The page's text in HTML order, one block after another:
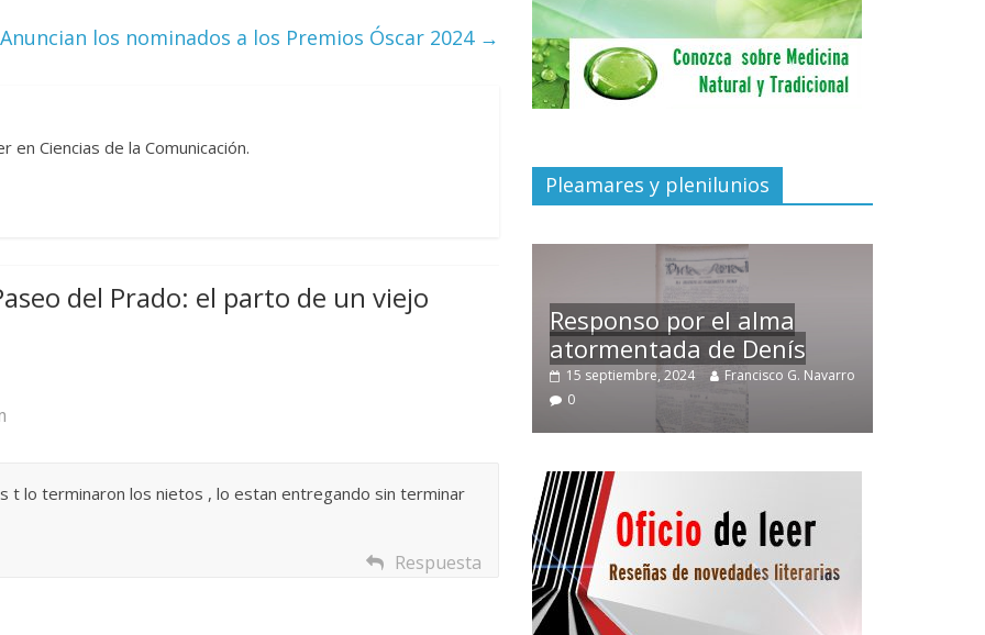
Anuncian los nominados a los Premios Óscar 2024 →
en Ciencias de la Comunicación.
del Prado: el parto de un viejo
t lo terminaron los nietos , lo estan entregando sin terminar
Respuesta
Pleamares y plenilunios
Responso por el alma
Temprano oficio de lector
2 noviembre, 2024
Francisco G. Navarro
0